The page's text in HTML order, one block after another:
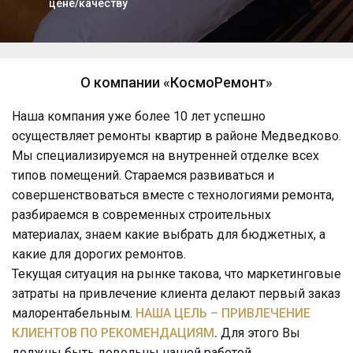
цене/качеству
О компании «КосмоРемонт»
Наша компания уже более 10 лет успешно
осуществляет ремонты квартир в районе Медведково.
Мы специализируемся на внутренней отделке всех
типов помещений. Стараемся развиваться и
совершенствоваться вместе с технологиями ремонта,
разбираемся в современных строительных
материалах, знаем какие выбрать для бюджетных, а
какие для дорогих ремонтов.
Текущая ситуация на рынке такова, что маркетинговые
затраты на привлечение клиента делают первый заказ
малорентабельным. НАША ЦЕЛЬ – ПРИВЛЕЧЕНИЕ
КЛИЕНТОВ ПО РЕКОМЕНДАЦИЯМ. Для этого Вы